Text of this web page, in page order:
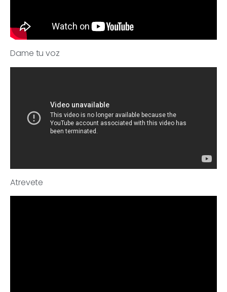
Dame tu voz
Atrevete